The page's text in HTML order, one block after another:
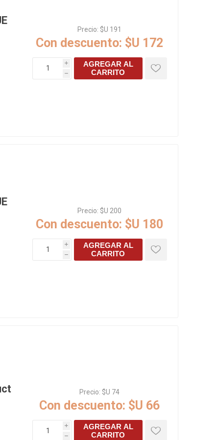
por zonas
Ofertas
Precio: $U 191
Con descuento: $U 172
i
h
AGREGAR AL
CARRITO
Precio: $U 200
Con descuento: $U 180
i
h
AGREGAR AL
CARRITO
Precio: $U 74
Con descuento: $U 66
i
h
AGREGAR AL
CARRITO